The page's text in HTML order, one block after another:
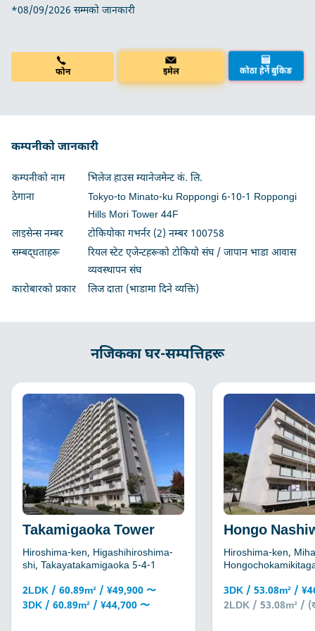
*08/09/2026 सम्मको जानकारी
फोन इमेल कोठा हेर्ने बुकिङ
कम्पनीको जानकारी
कम्पनीको नाम
भिलेज हाउस म्यानेजमेन्ट कं. लि.
ठेगाना
Tokyo-to Minato-ku Roppongi 6-10-1 Roppongi
Hills Mori Tower 44F
लाइसेन्स नम्बर
टोकियोका गभर्नर (2) नम्बर 100758
सम्बद्धताहरू
रियल स्टेट एजेन्टहरूको टोकियो संघ / जापान भाडा आवास
व्यवस्थापन संघ
कारोबारको प्रकार
लिज दाता (भाडामा दिने व्यक्ति)
नजिकका घर-सम्पत्तिहरू
Takamigaoka Tower
Hiroshima-ken, Higashihiroshima-
shi, Takayatakamigaoka 5-4-1
2LDK / 60.89m² / ¥49,900 〜
3DK / 60.89m² / ¥44,700 〜
Hongo
Hiroshima-ken,
3DK / 53.08m² /
2LDK / 53.08m² /